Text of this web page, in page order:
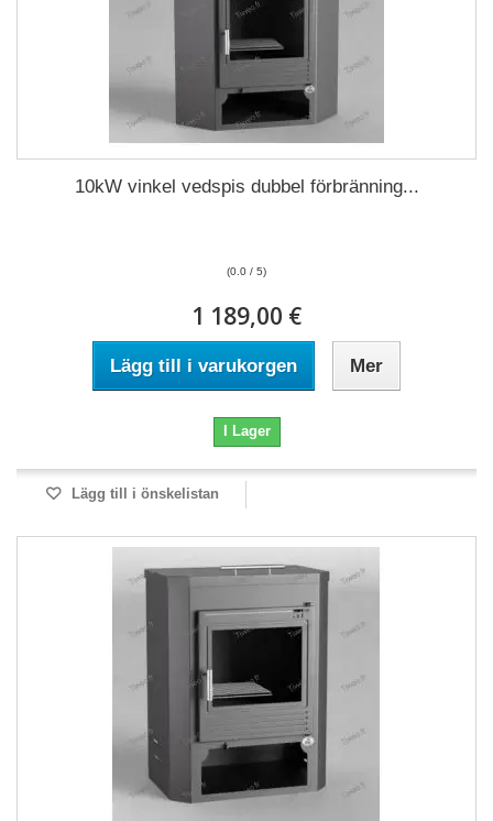
10kW vinkel vedspis dubbel förbränning...
(0.0 / 5)
1 189,00 €
Lägg till i varukorgen Mer
I Lager
Lägg till i önskelistan